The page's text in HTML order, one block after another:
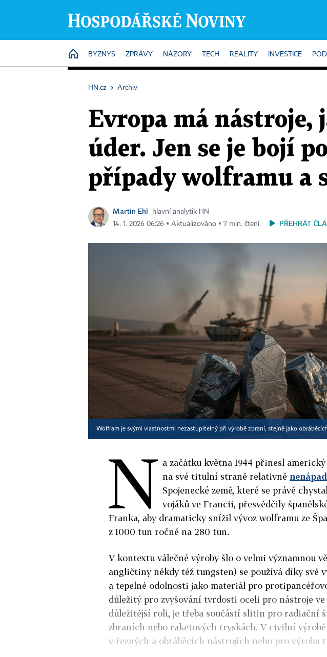
HOME
BYZNYS ZPRÁVY NÁZORY TECH REALITY INVESTICE
HN.cz › Archiv
Evropa má
úder. Jen se je bojí
případy wolframu a
Martin Ehl
hlavní analytik HN
14. 1. 2026 06:26 ▪ Aktualizováno ▪ 7 min. čtení
PŘEHRÁT
Wolfram je svými vlastnostmi nezastupitelný při výrobě zbraní, stejně jako
N a začátku května 1944 přinesl
na své titulní straně relativně
Spojenecké země, které se právě
vojáků ve Francii, přesvědčily
Franka, aby dramaticky snížil vývoz wolframu ze
z 1000 tun ročně na 280 tun.
V kontextu válečné výroby šlo o velmi významnou
angličtiny někdy též tungsten) se používá díky své
a tepelné odolnosti jako materiál pro
důležitý pro zvyšování tvrdosti oceli pro nástroje ve
důležitější roli, je třeba součástí slitin pro radiační
zbraních nebo raketových tryskách. V civilní výrobě
v řezných a obráběcích nástrojích nebo pro výrobu